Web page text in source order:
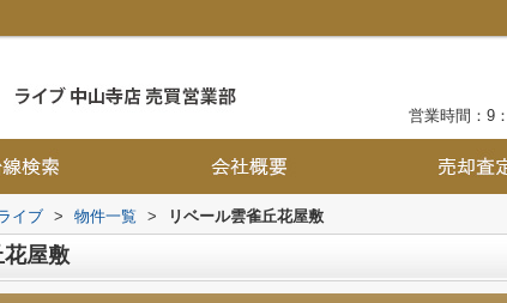
営業時間：9
イブ > 物件一覧 > リベール雲雀丘花屋敷
屋敷